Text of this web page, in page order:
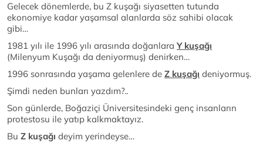
Gelecek dönemlerde, bu Z kuşağı siyasetten tutunda
ekonomiye kadar yaşamsal alanlarda söz sahibi olacak
gibi…
1981 yılı ile 1996 yılı arasında doğanlara Y kuşağı
(Milenyum Kuşağı da deniyormuş) denirken…
1996 sonrasında yaşama gelenlere de Z kuşağı deniyormuş.
Şimdi neden bunları yazdım?..
Son günlerde, Boğaziçi Üniversitesindeki genç insanların
protestosu ile yatıp kalkmaktayız.
Bu Z kuşağı deyim yerindeyse…